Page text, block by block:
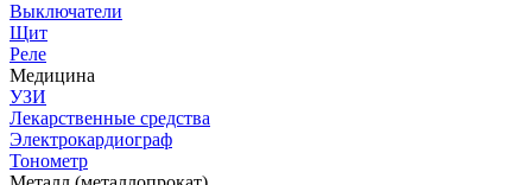
Выключатели
Щит
Реле
Медицина
УЗИ
Лекарственные средства
Электрокардиограф
Тонометр